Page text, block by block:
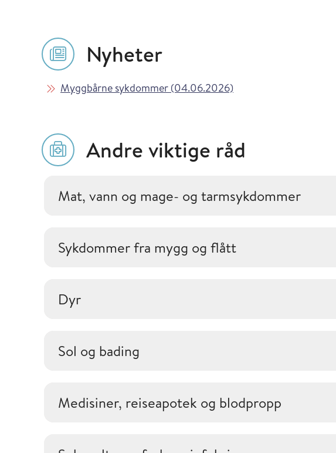
Nyheter
Les mer om
Myggbårne sykdommer (04.06.2026)i Vaksinasjonsveilederen
Andre viktige råd
Mat, vann og mage- og tarmsykdommer
Sykdommer fra mygg og flått
Dyr
Sol og bading
Medisiner, reiseapotek og blodpropp